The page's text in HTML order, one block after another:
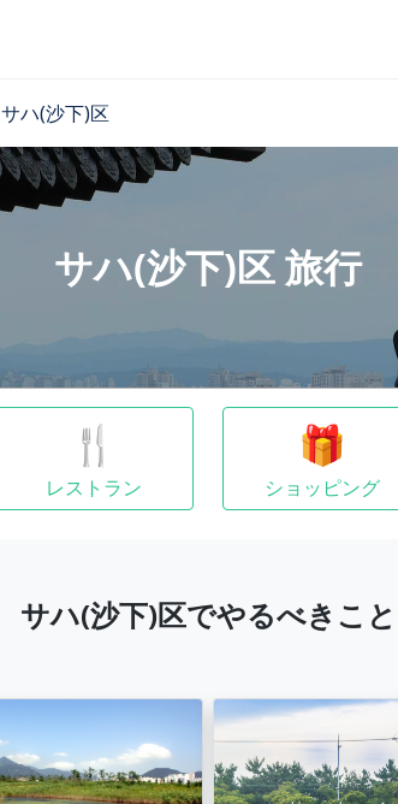
サハ(沙下)区
サハ(沙下)区 旅行
🍴
レストラン
🎁
ショッピング
サハ(沙下)区でやるべきこと